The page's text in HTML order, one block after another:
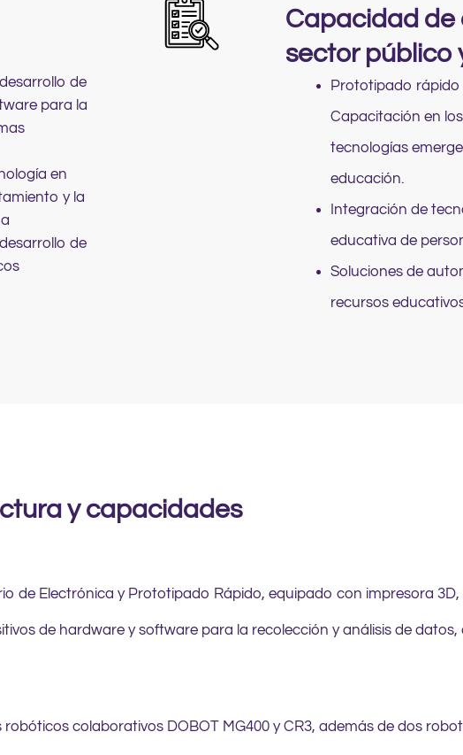
de
para la
en
y la
de
Capacidad de
sector público
Prototipado rápido
Capacitación en
tecnologías
educación.
Integración de
educativa de
Soluciones de
recursos
y capacidades
de Electrónica y Prototipado Rápido, equipado con impresora
de hardware y software para la recolección y análisis de datos,
colaborativos DOBOT MG400 y CR3, además de dos